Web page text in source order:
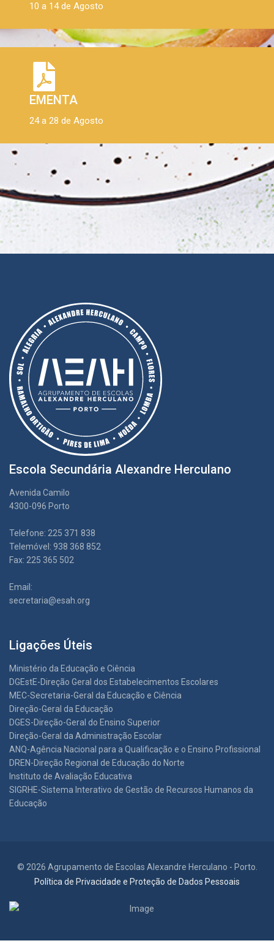
10 a 14 de Agosto
EMENTA
24 a 28 de Agosto
Escola Secundária Alexandre Herculano
Avenida Camilo
4300-096 Porto
Telefone: 225 371 838
Telemóvel: 938 368 852
Fax: 225 365 502
Email:
secretaria@esah.org
Ligações Úteis
Ministério da Educação e Ciência
DGEstE-Direção Geral dos Estabelecimentos Escolares
MEC-Secretaria-Geral da Educação e Ciência
Direção-Geral da Educação
DGES-Direção-Geral do Ensino Superior
Direção-Geral da Administração Escolar
ANQ-Agência Nacional para a Qualificação e o Ensino Profissional
DREN-Direção Regional de Educação do Norte
Instituto de Avaliação Educativa
SIGRHE-Sistema Interativo de Gestão de Recursos Humanos da
Educação
© 2026 Agrupamento de Escolas Alexandre Herculano - Porto.
Política de Privacidade e Proteção de Dados Pessoais